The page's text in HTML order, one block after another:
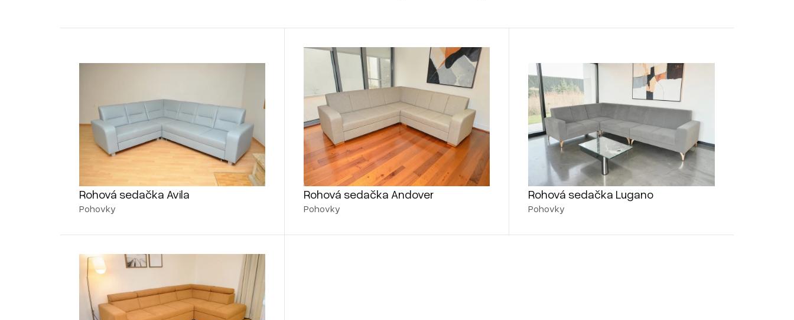
Rohová sedačka Avila
Pohovky
Rohová sedačka Andover
Pohovky
Rohová sedačka Lugano
Pohovky